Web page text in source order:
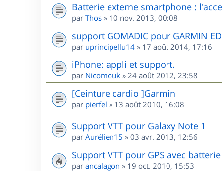
Batterie externe smartphone :
par Thos » 10 nov. 2013, 00:08
support GOMADIC pour GARMIN
par uprincipellu14 » 17 août 2014, 17:16
iPhone: appli et support.
par Nicomouk » 24 août 2012, 23:58
[Ceinture cardio ]Garmin
par pierfel » 13 août 2010, 16:08
Support VTT pour Galaxy Note 1
par Aurélien15 » 03 avr. 2013, 12:56
Support VTT pour GPS avec batterie
par ancalagon » 19 oct. 2010, 15:53